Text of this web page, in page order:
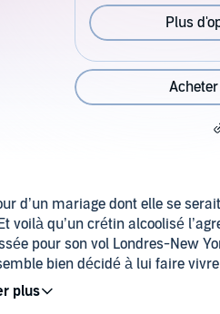
Plus
d’un mariage dont elle se
voilà qu’un crétin alcoolisé
pour son vol Londres-New
bien décidé à lui faire
Et après tout, elle ne le
son nouveau travail, le job
(P)2024 Audible GmbH